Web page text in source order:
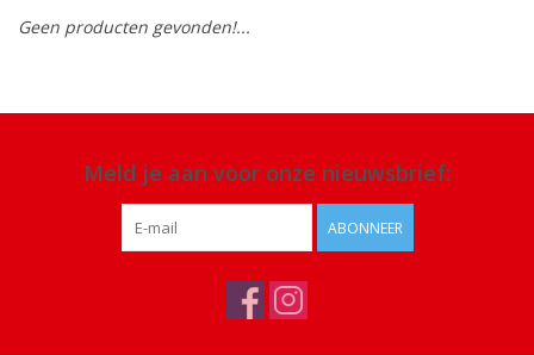
Geen producten gevonden!...
Meld je aan voor onze nieuwsbrief:
ABONNEER